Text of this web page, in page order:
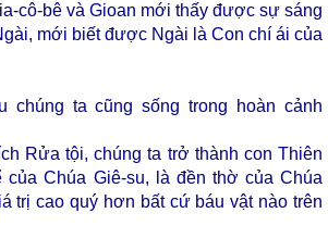
cô-bê và Gioan mới thấy được sự sáng
mới biết được Ngài là Con chí ái của
chúng ta cũng sống trong hoàn cảnh
Rửa tội, chúng ta trở thành con Thiên
của Chúa Giê-su, là đền thờ của Chúa
trị cao quý hơn bất cứ báu vật nào trên